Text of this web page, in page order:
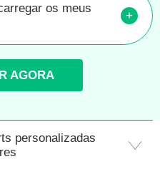
os meus
+
AGORA
personalizadas